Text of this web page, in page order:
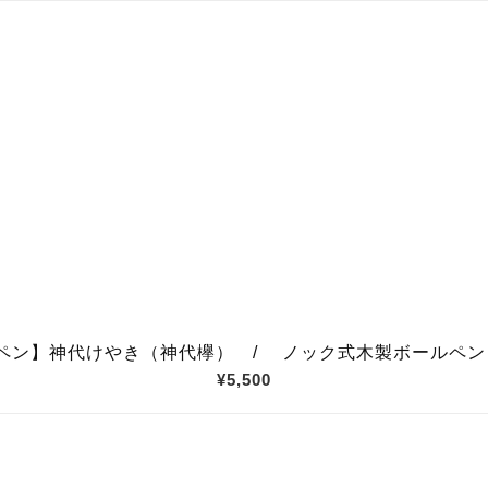
ペン】神代けやき（神代欅） / ノック式木製ボールペ
¥5,500